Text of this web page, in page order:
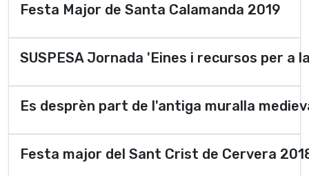
Festa Major de Santa Calamanda 2019
SUSPESA Jornada 'Eines i recursos per
Es desprèn part de l'antiga muralla
Festa major del Sant Crist de Cervera